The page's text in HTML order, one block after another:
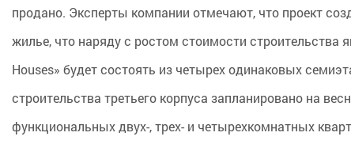
продано. Эксперты компании отмечают, что проект
жилье, что наряду с ростом стоимости
Houses» будет состоять из четырех одинаковых
строительства третьего корпуса запланировано на
функциональных двух-, трех- и четырехкомнатных